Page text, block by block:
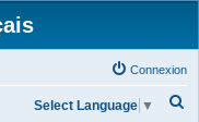
Connexion
Select Language ▼